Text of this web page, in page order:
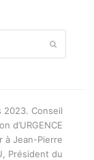
2023. Conseil
d’URGENCE
à Jean-Pierre
Président du